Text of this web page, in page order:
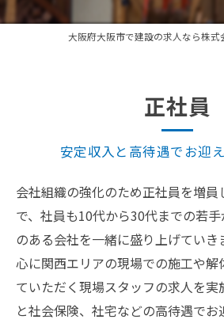
大阪府大阪市で建設の求人なら株式
正社員
安定収入と高待遇でお迎
会社組織の強化のため正社員を増員
で、社員も10代から30代までの若
のある会社を一緒に盛り上げてい
心に関西エリアの現場での施工や解
ていただく現場スタッフの求人を
と社会保険、社宅などの高待遇でお